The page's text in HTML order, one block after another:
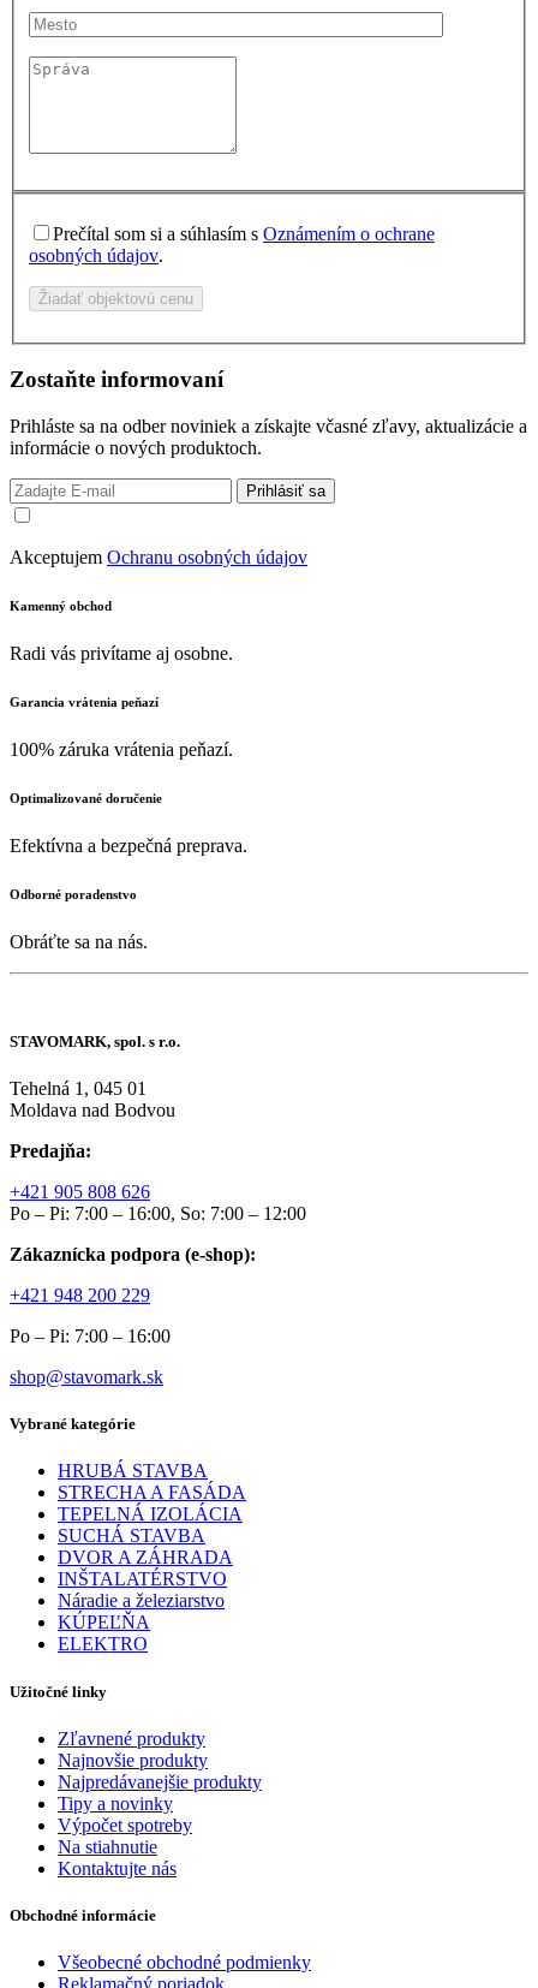
Prečítal som si a súhlasím s Oznámením o ochrane
osobných údajov.
Žiadať objektovú cenu
Zostaňte informovaní
Prihláste sa na odber noviniek a získajte včasné zľavy, aktualizácie a
informácie o nových produktoch.
Prihlásiť sa
Akceptujem Ochranu osobných údajov
Kamenný obchod
Radi vás privítame aj osobne.
Garancia vrátenia peňazí
100% záruka vrátenia peňazí.
Optimalizované doručenie
Efektívna a bezpečná preprava.
Odborné poradenstvo
Obráťte sa na nás.
STAVOMARK, spol. s r.o.
Tehelná 1, 045 01
Moldava nad Bodvou
Predajňa:
+421 905 808 626
Po – Pi: 7:00 – 16:00, So: 7:00 – 12:00
Zákaznícka podpora (e-shop):
+421 948 200 229
Po – Pi: 7:00 – 16:00
shop@stavomark.sk
Vybrané kategórie
HRUBÁ STAVBA
STRECHA A FASÁDA
TEPELNÁ IZOLÁCIA
SUCHÁ STAVBA
DVOR A ZÁHRADA
INŠTALATÉRSTVO
Náradie a železiarstvo
KÚPEĽŇA
ELEKTRO
Užitočné linky
Zľavnené produkty
Najnovšie produkty
Najpredávanejšie produkty
Tipy a novinky
Výpočet spotreby
Na stiahnutie
Kontaktujte nás
Obchodné informácie
Všeobecné obchodné podmienky